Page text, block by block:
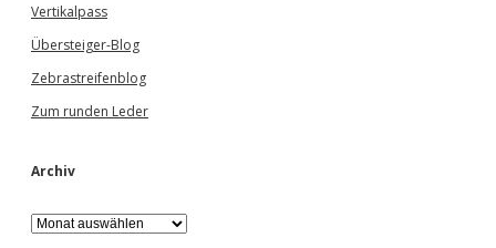
Vertikalpass
Übersteiger-Blog
Zebrastreifenblog
Zum runden Leder
Archiv
A
r